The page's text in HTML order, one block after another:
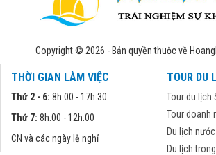
Copyright © 2026 - Bản quyền thuộc về
THỜI GIAN LÀM VIỆC
Thứ 2 - 6: 8h:00 - 17h:30
Thứ 7: 8h:00 - 12h:00
CN và các ngày lễ nghỉ
TOUR DU
Tour du lịch
Tour doanh
Du lịch
Du lịch